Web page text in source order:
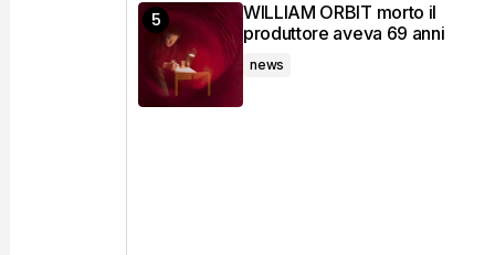
WILLIAM ORBIT morto il
produttore aveva 69 anni
news